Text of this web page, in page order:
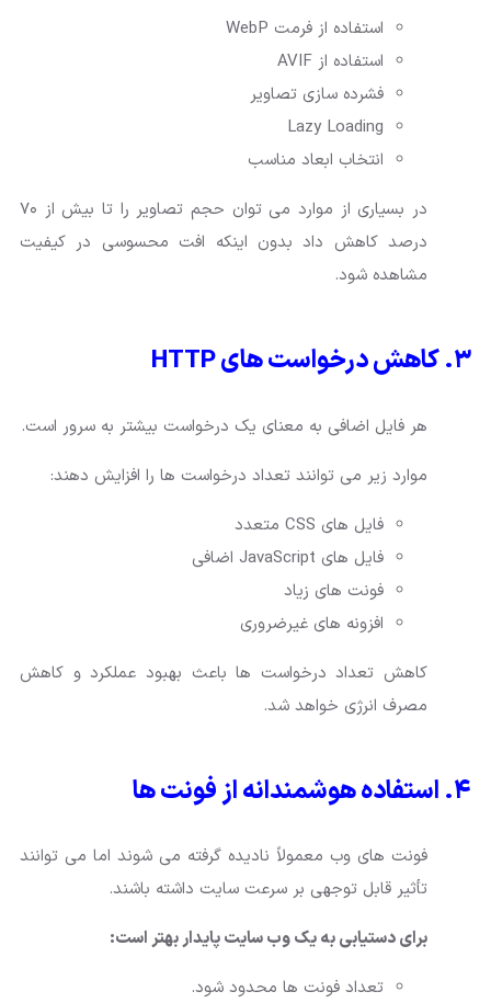
استفاده از فرمت WebP
استفاده از AVIF
فشرده سازی تصاویر
Lazy Loading
انتخاب ابعاد مناسب
در بسیاری از موارد می توان حجم تصاویر را تا بیش از ۷۰
درصد کاهش داد بدون اینکه افت محسوسی در کیفیت
مشاهده شود.
۳. کاهش درخواست های HTTP
هر فایل اضافی به معنای یک درخواست بیشتر به سرور است.
موارد زیر می توانند تعداد درخواست ها را افزایش دهند:
فایل های CSS متعدد
فایل های JavaScript اضافی
فونت های زیاد
افزونه های غیرضروری
کاهش تعداد درخواست ها باعث بهبود عملکرد و کاهش
مصرف انرژی خواهد شد.
۴. استفاده هوشمندانه از فونت ها
فونت های وب معمولاً نادیده گرفته می شوند اما می توانند
تأثیر قابل توجهی بر سرعت سایت داشته باشند.
برای دستیابی به یک وب سایت پایدار بهتر است:
تعداد فونت ها محدود شود.